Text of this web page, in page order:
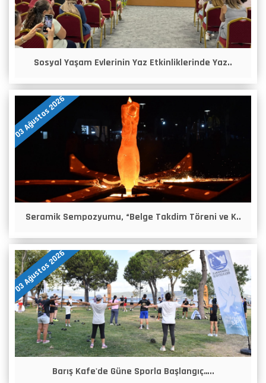
Sosyal Yaşam Evlerinin Yaz Etkinliklerinde Yaz..
03 Ağustos 2026
Seramik Sempozyumu, “Belge Takdim Töreni ve K..
03 Ağustos 2026
Barış Kafe'de Güne Sporla Başlangıç…..